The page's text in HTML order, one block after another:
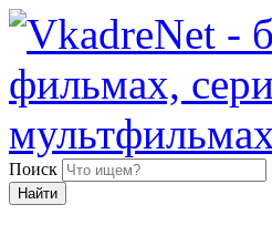
Поиск
Найти